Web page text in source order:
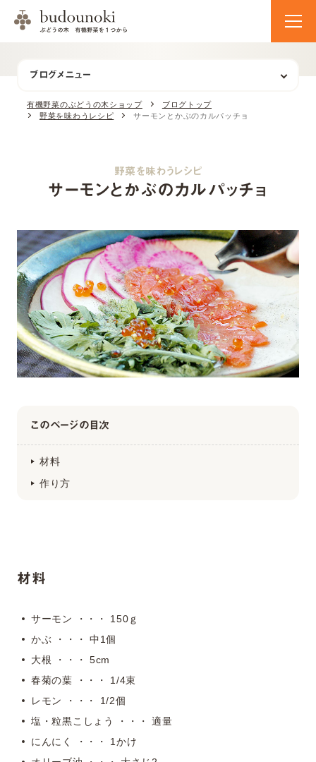
ブログメニュー
有機野菜のぶどうの木ショップ
ブログトップ
野菜を味わうレシピ
サーモンとかぶのカルパッチョ
サーモンとかぶのカルパッチョ
野菜を味わうレシピ
このページの目次
材料
作り方
材料
サーモン ・・・ 150ｇ
かぶ ・・・ 中1個
大根 ・・・ 5cm
春菊の葉 ・・・ 1/4束
レモン ・・・ 1/2個
塩・粒黒こしょう ・・・ 適量
にんにく ・・・ 1かけ